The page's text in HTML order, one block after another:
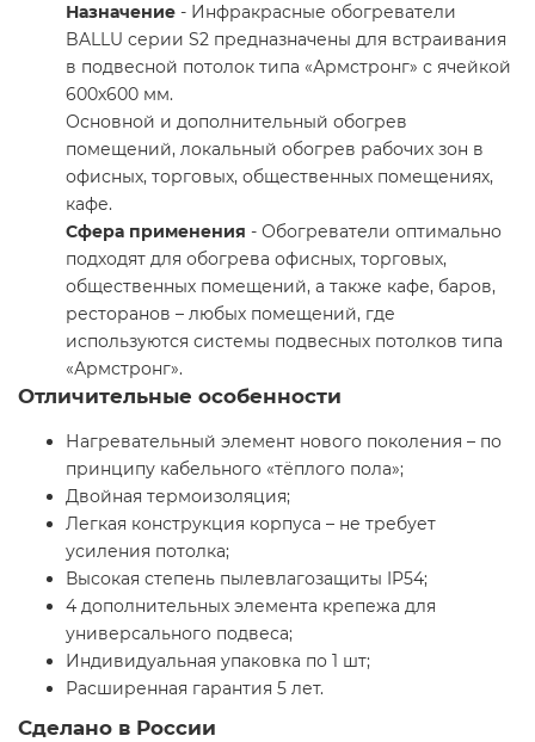
Назначение - Инфракрасные обогреватели
BALLU серии S2 предназначены для встраивания
в подвесной потолок типа «Армстронг» с ячейкой
600х600 мм.
Основной и дополнительный обогрев
помещений, локальный обогрев рабочих зон в
офисных, торговых, общественных помещениях,
кафе.
Сфера применения - Обогреватели оптимально
подходят для обогрева офисных, торговых,
общественных помещений, а также кафе, баров,
ресторанов – любых помещений, где
используются системы подвесных потолков типа
«Армстронг».
Отличительные особенности
Нагревательный элемент нового поколения – по
принципу кабельного «тёплого пола»;
Двойная термоизоляция;
Легкая конструкция корпуса – не требует
усиления потолка;
Высокая степень пылевлагозащиты IP54;
4 дополнительных элемента крепежа для
универсального подвеса;
Индивидуальная упаковка по 1 шт;
Расширенная гарантия 5 лет.
Сделано в России